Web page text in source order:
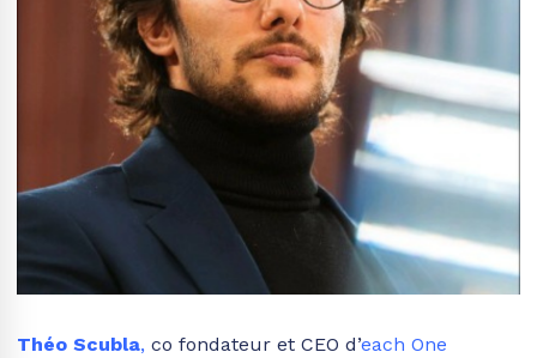
Théo Scubla, co fondateur et CEO d’each One